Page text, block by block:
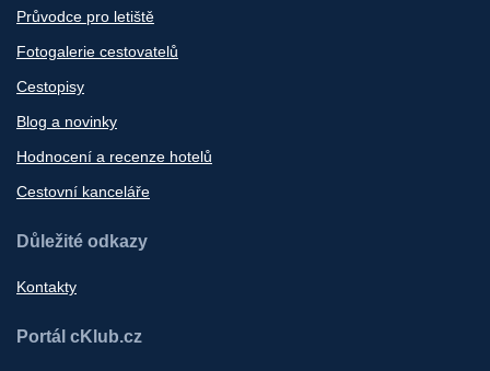
Průvodce pro letiště
Fotogalerie cestovatelů
Cestopisy
Blog a novinky
Hodnocení a recenze hotelů
Cestovní kanceláře
Důležité odkazy
Kontakty
Portál cKlub.cz